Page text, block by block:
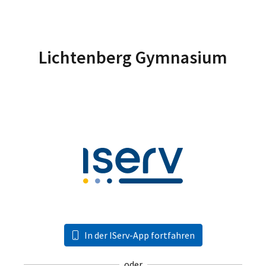
Lichtenberg Gymnasium
In der IServ-App fortfahren